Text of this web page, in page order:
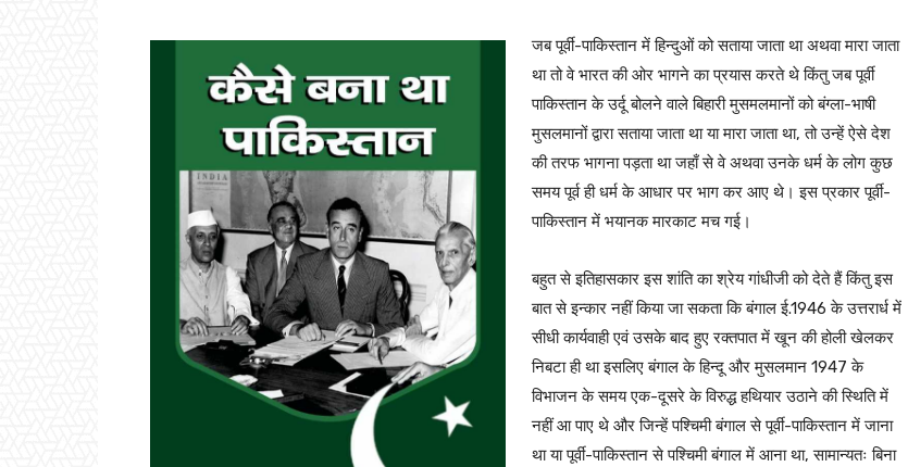
जब पूर्वी-पाकिस्तान में हिन्दुओं को सताया जाता था अथवा मारा जाता
था तो वे भारत की ओर भागने का प्रयास करते थे किंतु जब पूर्वी
पाकिस्तान के उर्दू बोलने वाले बिहारी मुसमलमानों को बंग्ला-भाषी
मुसलमानों द्वारा सताया जाता था या मारा जाता था, तो उन्हें ऐसे देश
की तरफ भागना पड़ता था जहाँ से वे अथवा उनके धर्म के लोग कुछ
समय पूर्व ही धर्म के आधार पर भाग कर आए थे। इस प्रकार पूर्वी-
पाकिस्तान में भयानक मारकाट मच गई।
बहुत से इतिहासकार इस शांति का श्रेय गांधीजी को देते हैं किंतु इस
बात से इन्कार नहीं किया जा सकता कि बंगाल ई.1946 के उत्तरार्ध में
सीधी कार्यवाही एवं उसके बाद हुए रक्तपात में खून की होली खेलकर
निबटा ही था इसलिए बंगाल के हिन्दू और मुसलमान 1947 के
विभाजन के समय एक-दूसरे के विरुद्ध हथियार उठाने की स्थिति में
नहीं आ पाए थे और जिन्हें पश्चिमी बंगाल से पूर्वी-पाकिस्तान में जाना
था या पूर्वी-पाकिस्तान से पश्चिमी बंगाल में आना था, सामान्यतः बिना